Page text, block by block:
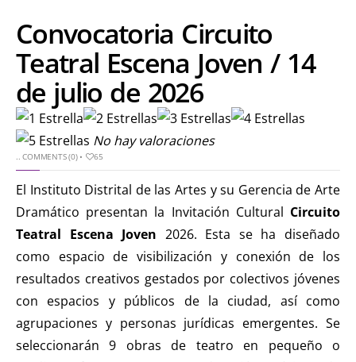
Convocatoria Circuito
Teatral Escena Joven / 14
de julio de 2026
No hay valoraciones
..COMMENTS (0)• 65
El Instituto Distrital de las Artes y su Gerencia de Arte
Dramático presentan la Invitación Cultural Circuito
Teatral Escena Joven 2026. Esta se ha diseñado
como espacio de visibilización y conexión de los
resultados creativos gestados por colectivos jóvenes
con espacios y públicos de la ciudad, así como
agrupaciones y personas jurídicas emergentes. Se
seleccionarán 9 obras de teatro en pequeño o